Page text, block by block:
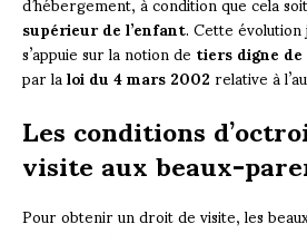
supérieur de l’enfant. Cette
s’appuie sur la notion detiers digne
par laloi du 4 mars 2002relative à
Les conditions
visite aux beaux-
Pour obtenir un droit de visite, les